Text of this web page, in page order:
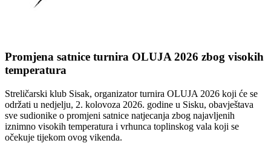
Promjena satnice turnira OLUJA 2026 zbog visokih
temperatura
Streličarski klub Sisak, organizator turnira OLUJA 2026 koji će se
održati u nedjelju, 2. kolovoza 2026. godine u Sisku, obavještava
sve sudionike o promjeni satnice natjecanja zbog najavljenih
iznimno visokih temperatura i vrhunca toplinskog vala koji se
očekuje tijekom ovog vikenda.